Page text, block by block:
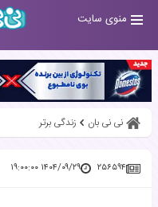
منوی سایت
نی نی بان زندگی برتر
۲۵۶۵۹۴ ۱۴۰۴/۰۹/۲۹ ۱۹:۰۰:۰۰